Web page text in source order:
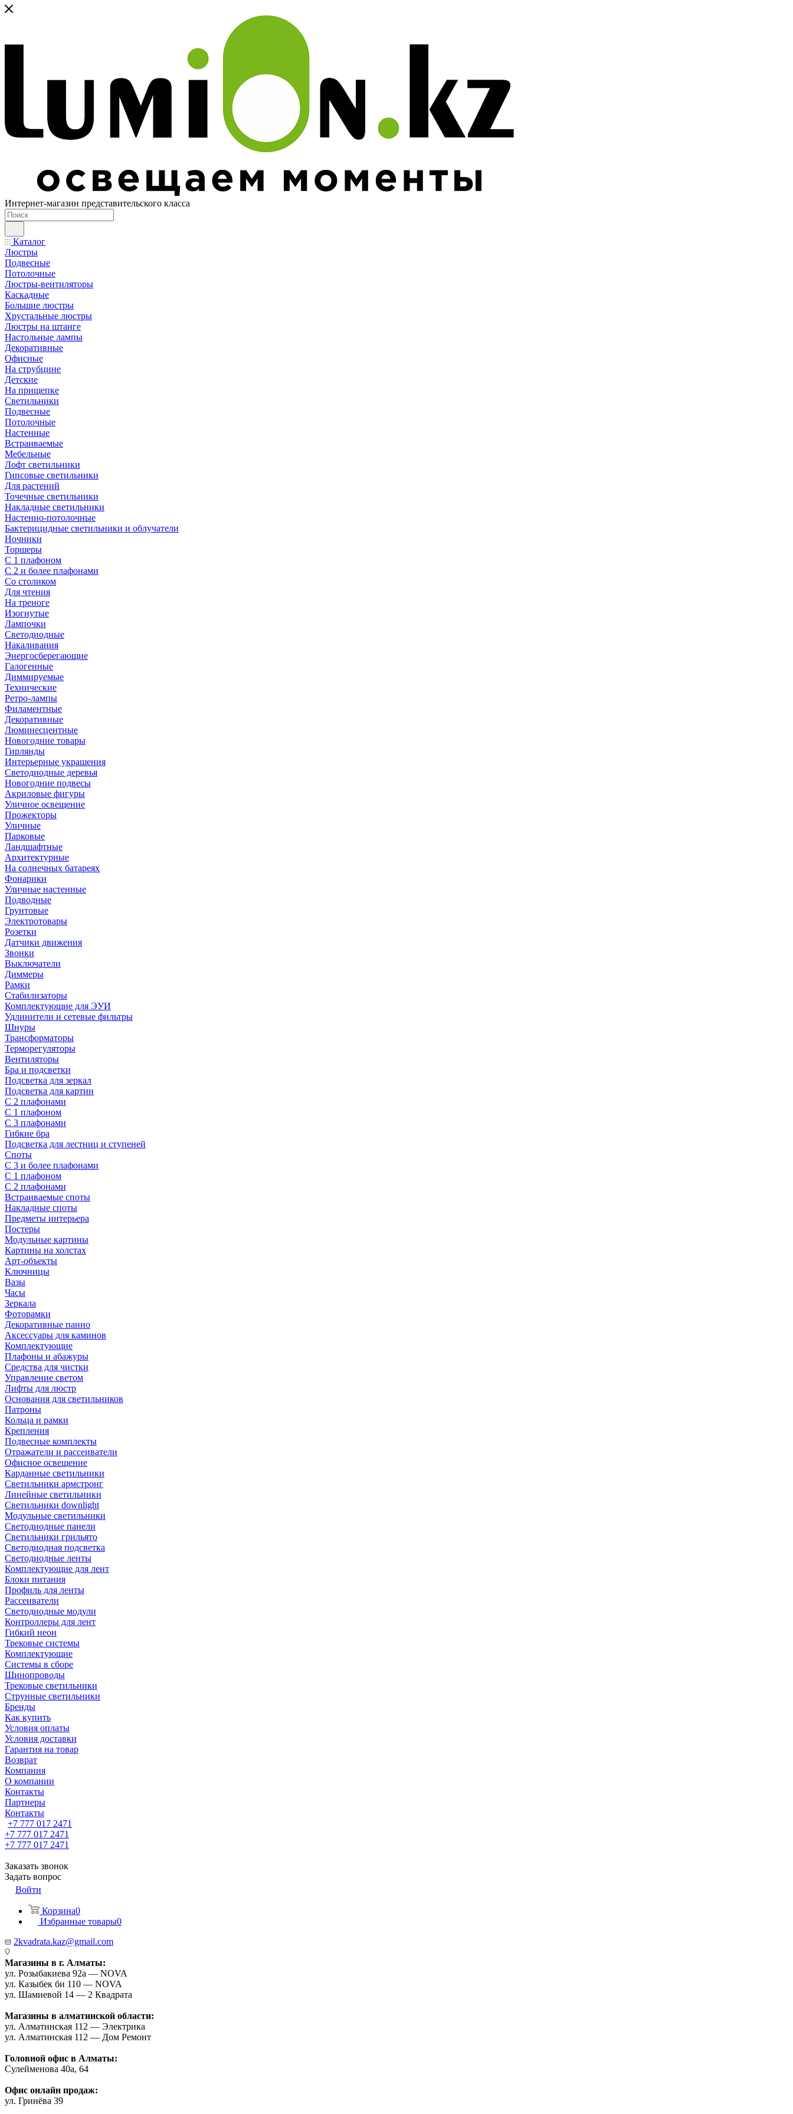
Интернет-магазин представительского класса
Каталог
Люстры
Подвесные
Потолочные
Люстры-вентиляторы
Каскадные
Большие люстры
Хрустальные люстры
Люстры на штанге
Настольные лампы
Декоративные
Офисные
На струбцине
Детские
На прищепке
Светильники
Подвесные
Потолочные
Настенные
Встраиваемые
Мебельные
Лофт светильники
Гипсовые светильники
Для растений
Точечные светильники
Накладные светильники
Настенно-потолочные
Бактерицидные светильники и облучатели
Ночники
Торшеры
С 1 плафоном
С 2 и более плафонами
Со столиком
Для чтения
На треноге
Изогнутые
Лампочки
Светодиодные
Накаливания
Энергосберегающие
Галогенные
Диммируемые
Технические
Ретро-лампы
Филаментные
Декоративные
Люминесцентные
Новогодние товары
Гирлянды
Интерьерные украшения
Светодиодные деревья
Новогодние подвесы
Акриловые фигуры
Уличное освещение
Прожекторы
Уличные
Парковые
Ландшафтные
Архитектурные
На солнечных батареях
Фонарики
Уличные настенные
Подводные
Грунтовые
Электротовары
Розетки
Датчики движения
Звонки
Выключатели
Диммеры
Рамки
Стабилизаторы
Комплектующие для ЭУИ
Удлинители и сетевые фильтры
Шнуры
Трансформаторы
Терморегуляторы
Вентиляторы
Бра и подсветки
Подсветка для зеркал
Подсветка для картин
С 2 плафонами
С 1 плафоном
С 3 плафонами
Гибкие бра
Подсветка для лестниц и ступеней
Споты
С 3 и более плафонами
С 1 плафоном
С 2 плафонами
Встраиваемые споты
Накладные споты
Предметы интерьера
Постеры
Модульные картины
Картины на холстах
Арт-объекты
Ключницы
Вазы
Часы
Зеркала
Фоторамки
Декоративные панно
Аксессуары для каминов
Комплектующие
Плафоны и абажуры
Средства для чистки
Управление светом
Лифты для люстр
Основания для светильников
Патроны
Кольца и рамки
Крепления
Подвесные комплекты
Отражатели и рассеиватели
Офисное освещение
Карданные светильники
Светильники армстронг
Линейные светильники
Светильники downlight
Модульные светильники
Светодиодные панели
Светильники грильято
Светодиодная подсветка
Светодиодные ленты
Комплектующие для лент
Блоки питания
Профиль для ленты
Рассеиватели
Светодиодные модули
Контроллеры для лент
Гибкий неон
Трековые системы
Комплектующие
Системы в сборе
Шинопроводы
Трековые светильники
Струнные светильники
Бренды
Как купить
Условия оплаты
Условия доставки
Гарантия на товар
Возврат
Компания
О компании
Контакты
Партнеры
Контакты
+7 777 017 2471
+7 777 017 2471
+7 777 017 2471
Заказать звонок
Задать вопрос
Войти
Корзина0
Избранные товары0
2kvadrata.kaz@gmail.com
Магазины в г. Алматы:
ул. Розыбакиева 92а — NOVA
ул. Казыбек би 110 — NOVA
ул. Шамиевой 14 — 2 Квадрата
Магазины в алматинской области:
ул. Алматинская 112 — Электрика
ул. Алматинская 112 — Дом Ремонт
Головной офис в Алматы:
Сулейменова 40а, 64
Офис онлайн продаж:
ул. Гринёва 39